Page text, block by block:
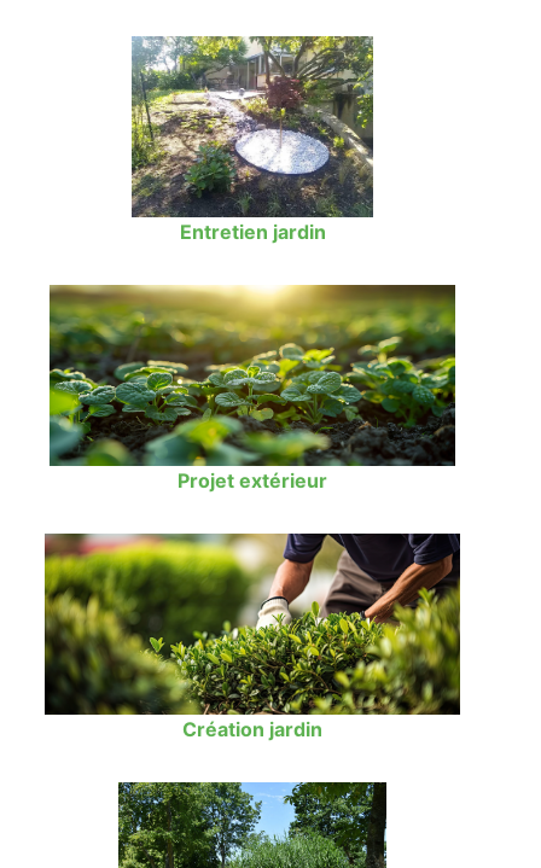
Entretien jardin
Projet extérieur
Création jardin